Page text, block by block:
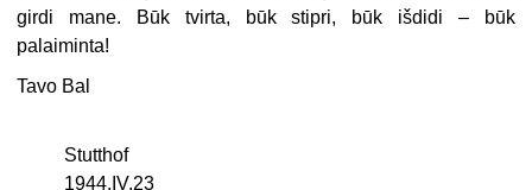
girdi mane. Būk tvirta, būk stipri, būk išdidi – būk
palaiminta!
Tavo Bal
Stutthof
1944.IV.23